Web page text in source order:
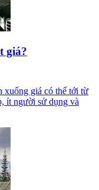
giá?
xuống giá có thể tới từ
ít người sử dụng và